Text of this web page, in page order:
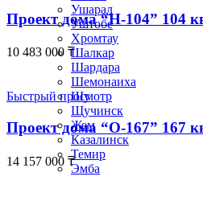
Ушарал
Уштобе
Хромтау
Шалкар
Шардара
Шемонаиха
Шу
Щучинск
Жем
Казалинск
Темир
Эмба
Проект дома “Н-104” 104
10 483 000 ₸
Быстрый просмотр
Проект дома “О-167” 167
14 157 000 ₸